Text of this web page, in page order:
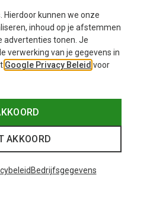
voor je
Hierdoor kunnen we onze
inhoud op je afstemmen
advertenties tonen. Je
verwerking van je gegevens in
Google Privacy Beleid voor
AKKOORD
Bedrijfsgegevens